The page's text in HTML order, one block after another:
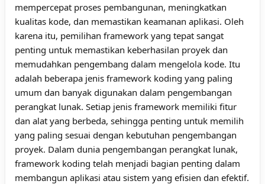
mempercepat proses pembangunan, meningkatkan
kualitas kode, dan memastikan keamanan aplikasi. Oleh
karena itu, pemilihan framework yang tepat sangat
penting untuk memastikan keberhasilan proyek dan
memudahkan pengembang dalam mengelola kode. Itu
adalah beberapa jenis framework koding yang paling
umum dan banyak digunakan dalam pengembangan
perangkat lunak. Setiap jenis framework memiliki fitur
dan alat yang berbeda, sehingga penting untuk memilih
yang paling sesuai dengan kebutuhan pengembangan
proyek. Dalam dunia pengembangan perangkat lunak,
framework koding telah menjadi bagian penting dalam
membangun aplikasi atau sistem yang efisien dan efektif.